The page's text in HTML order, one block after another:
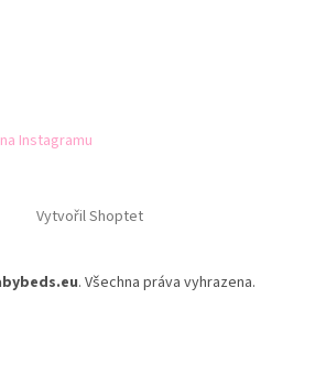
Instagramu
Vytvořil Shoptet
. Všechna práva vyhrazena.